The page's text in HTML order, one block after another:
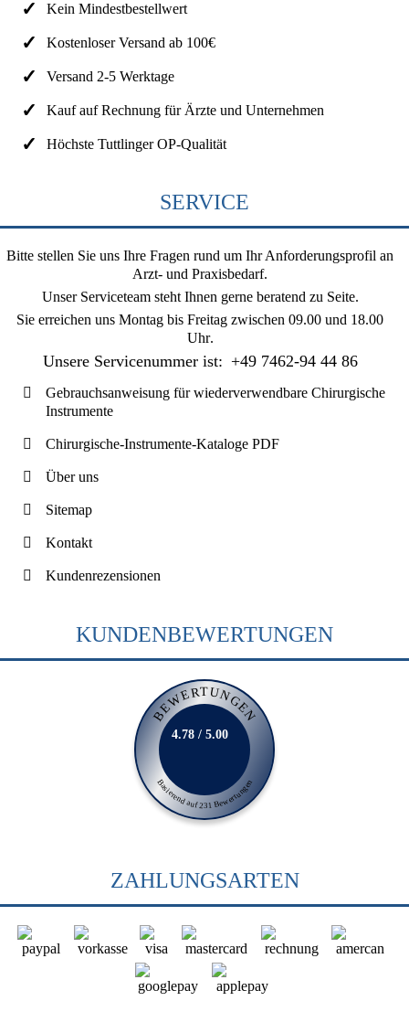
Kein Mindestbestellwert
Kostenloser Versand ab 100€
Versand 2-5 Werktage
Kauf auf Rechnung für Ärzte und Unternehmen
Höchste Tuttlinger OP-Qualität
SERVICE
Bitte stellen Sie uns Ihre Fragen rund um Ihr Anforderungsprofil an
Arzt- und Praxisbedarf.
Unser Serviceteam steht Ihnen gerne beratend zu Seite.
Sie erreichen uns Montag bis Freitag zwischen 09.00 und 18.00
Uhr.
Unsere Servicenummer ist: +49 7462-94 44 86
Gebrauchsanweisung für wiederverwendbare Chirurgische
Instrumente
Chirurgische-Instrumente-Kataloge PDF
Über uns
Sitemap
Kontakt
Kundenrezensionen
KUNDENBEWERTUNGEN
BEWERTUNGEN
Basierend auf 231 Bewertungen
4.78 / 5.00
ZAHLUNGSARTEN